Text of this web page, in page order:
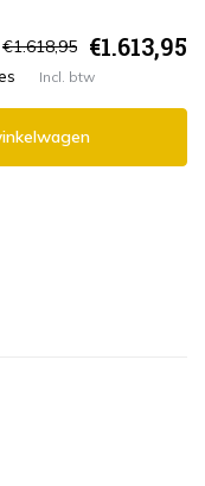
€1.618,95 €1.613,95
Incl. btw